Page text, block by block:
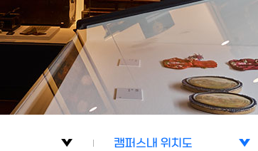
캠퍼스내 위치도